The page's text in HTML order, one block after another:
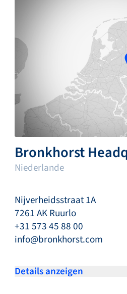
Bronkhorst
Niederlande
Nijverheidsstraat 1A
7261 AK Ruurlo
+31 573 45 88 00
info@bronkhorst.com
Details anzeigen